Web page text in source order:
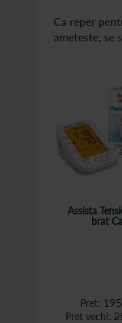
Ca reper
ameteste, se
Assista
brat
Pret
Pret vechi